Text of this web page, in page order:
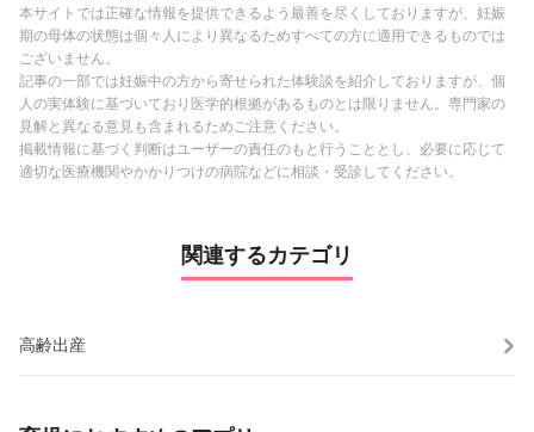
本サイトでは正確な情報を提供できるよう最善を尽くしておりますが、妊娠
期の母体の状態は個々人により異なるためすべての方に適用できるものでは
ございません。
記事の一部では妊娠中の方から寄せられた体験談を紹介しておりますが、個
人の実体験に基づいており医学的根拠があるものとは限りません。専門家の
見解と異なる意見も含まれるためご注意ください。
掲載情報に基づく判断はユーザーの責任のもと行うこととし、必要に応じて
適切な医療機関やかかりつけの病院などに相談・受診してください。
関連するカテゴリ
高齢出産